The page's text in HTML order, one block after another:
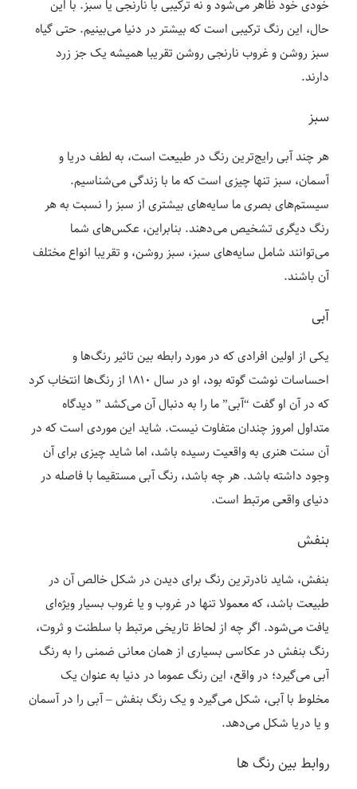
خودی خود ظاهر می‌شود و نه ترکیبی با نارنجی یا سبز. با این
حال، این رنگ ترکیبی است که بیشتر در دنیا می‌بینیم. حتی گیاه
سبز روشن و غروب نارنجی روشن تقریبا همیشه یک جز زرد
دارند.
سبز
هر چند آبی رایج‌ترین رنگ در طبیعت است، به لطف دریا و
آسمان، سبز تنها چیزی است که ما با زندگی می‌شناسیم.
سیستم‌های بصری ما سایه‌های بیشتری از سبز را نسبت به هر
رنگ دیگری تشخیص می‌دهند. بنابراین، عکس‌های شما
می‌توانند شامل سایه‌های سبز، سبز روشن، و تقریبا انواع مختلف
آن باشند.
آبی
یکی از اولین افرادی که در مورد رابطه بین تاثیر رنگ‌ها و
احساسات نوشت گوته بود، او در سال ۱۸۱۰ از رنگ‌ها انتخاب کرد
که در آن او گفت “آبی” ما را به دنبال آن می‌کشد ” دیدگاه
متداول امروز چندان متفاوت نیست. شاید این موردی است که در
آن سنت هنری به واقعیت رسیده باشد، اما شاید چیزی برای آن
وجود داشته باشد. هر چه باشد، رنگ آبی مستقیما با فاصله در
دنیای واقعی مرتبط است.
بنفش
بنفش، شاید نادرترین رنگ برای دیدن در شکل خالص آن در
طبیعت باشد، که معمولا تنها در غروب و یا غروب بسیار ویژه‌ای
یافت می‌شود. اگر چه از لحاظ تاریخی مرتبط با سلطنت و ثروت،
رنگ بنفش در عکاسی بسیاری از همان معانی ضمنی را به رنگ
آبی می‌گیرد؛ در واقع، این رنگ عموما در دنیا به عنوان یک
مخلوط با آبی، شکل می‌گیرد و یک رنگ بنفش – آبی را در آسمان
و یا دریا شکل می‌دهد.
روابط بین رنگ ها